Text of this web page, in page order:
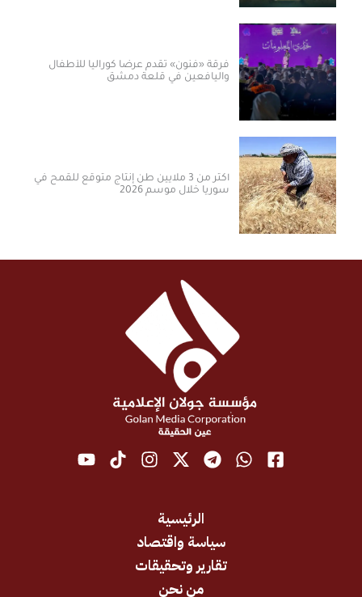
فرقة «فنون» تقدم عرضاً كورالياً للأطفال
واليافعين في قلعة دمشق
أكثر من 3 ملايين طن إنتاج متوقع للقمح في
سوريا خلال موسم 2026
سياسة واقتصاد
تقارير وتحقيقات